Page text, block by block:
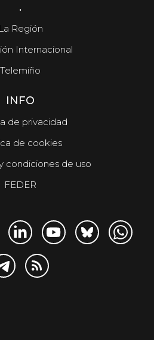
.
La Región
Internacional
Telemiño
INFO
de privacidad
de cookies
condiciones de uso
FEDER